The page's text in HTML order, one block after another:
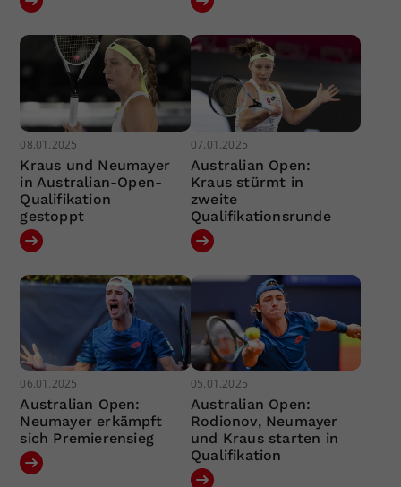
08.01.2025
Kraus und Neumayer
in Australian-Open-
Qualifikation
gestoppt
07.01.2025
Australian Open:
Kraus stürmt in
zweite
Qualifikationsrunde
06.01.2025
Australian Open:
Neumayer erkämpft
sich Premierensieg
05.01.2025
Australian Open:
Rodionov, Neumayer
und Kraus starten in
Qualifikation